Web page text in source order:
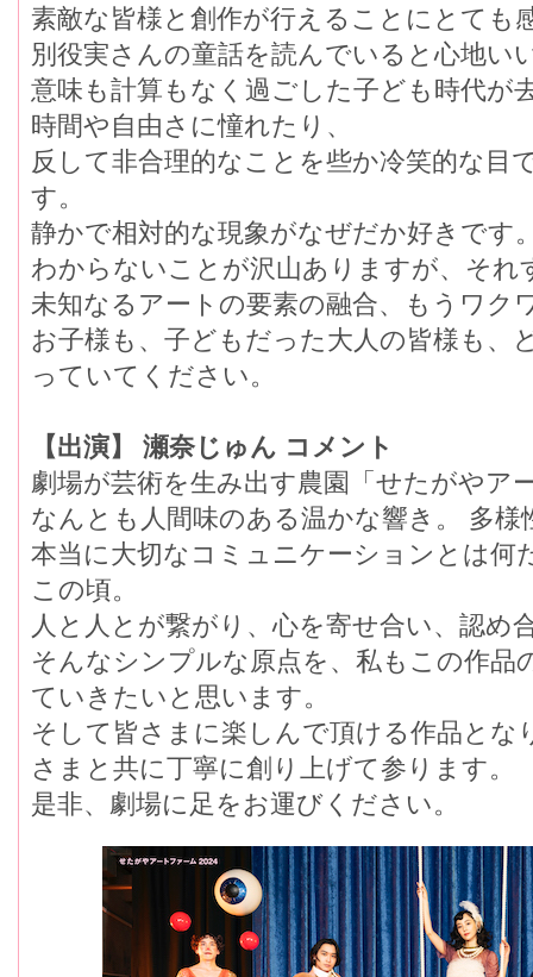
素敵な皆様と創作が行えることにとても
別役実さんの童話を読んでいると心地い
意味も計算もなく過ごした子ども時代が
時間や自由さに憧れたり、
反して非合理的なことを些か冷笑的な目
す。
静かで相対的な現象がなぜだか好きです
わからないことが沢山ありますが、そ
未知なるアートの要素の融合、もうワク
お子様も、子どもだった大人の皆様も、
っていてください。
【出演】 瀬奈じゅん コメント
劇場が芸術を生み出す農園「せたがやア
なんとも人間味のある温かな響き。 多
本当に大切なコミュニケーションとは何
この頃。
人と人とが繋がり、心を寄せ合い、認め
そんなシンプルな原点を、私もこの作品
ていきたいと思います。
そして皆さまに楽しんで頂ける作品とな
さまと共に丁寧に創り上げて参ります。
是非、劇場に足をお運びください。